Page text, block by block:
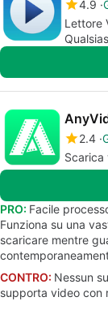
4.9
Lettore
2.4
PRO: Facile
Funziona su una
scaricare mentre
CONTRO: Nessun
supporta video con